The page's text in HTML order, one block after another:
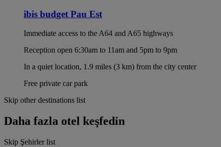
ibis budget Pau Est
Immediate access to the A64 and A65 highways
Reception open 6:30am to 11am and 5pm to 9pm
In a quiet location, 1.9 miles (3 km) from the city center
Free private car park
Skip other destinations list
Daha fazla otel keşfedin
Skip Şehirler list